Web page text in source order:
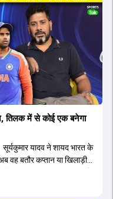
तिलक में से कोई एक बनेगा
यादव ने शायद भारत के
वह बतौर कप्तान या खिलाड़ी
आगामी टी20 सीरीज के
अय्यर सबसे आगे चल रहे